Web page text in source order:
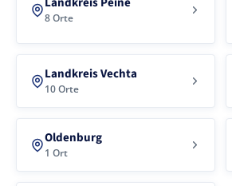
8 Orte
Landkreis Vechta
10 Orte
Oldenburg
1 Ort